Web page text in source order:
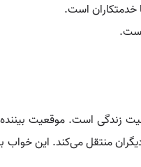
خدمتکاران است.
است. موقعیت
منتقل می‌کند. این خواب